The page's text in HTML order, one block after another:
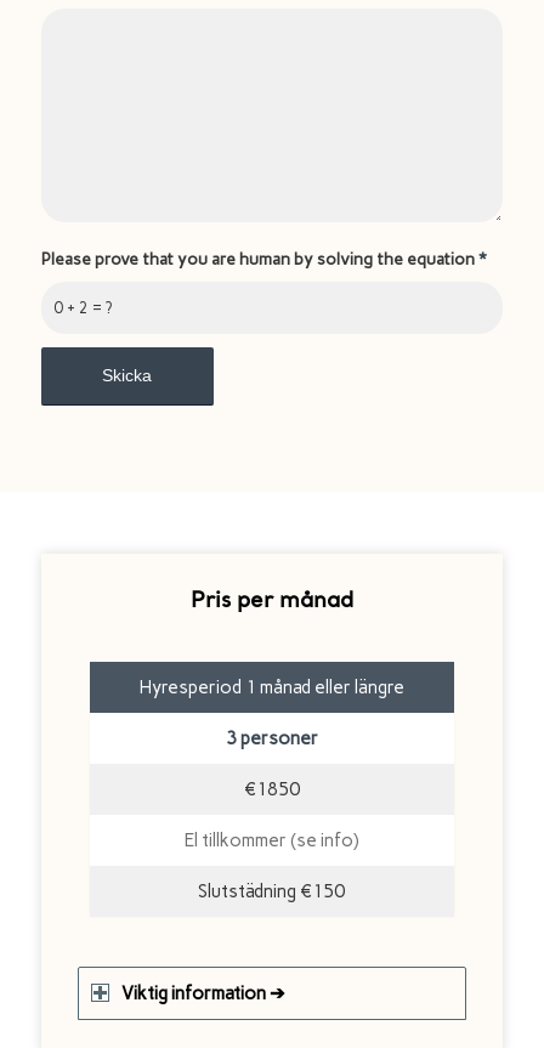
0 + 2 = ?
Please prove that you are human by solving the equation*
Pris per månad
Hyresperiod 1 månad eller längre
3 personer
€1850
El tillkommer (se info)
Slutstädning €150
Viktig information ➔